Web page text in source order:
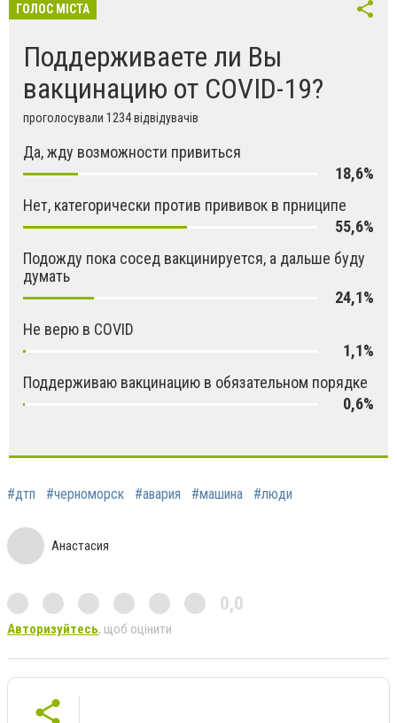
ГОЛОС МІСТА
Поддерживаете ли Вы
вакцинацию от COVID-19?
проголосували 1234 відвідувачів
Да, жду возможности привиться
18,6%
Нет, категорически против прививок в прниципе
55,6%
Подожду пока сосед вакцинируется, а дальше буду
думать
24,1%
Не верю в COVID
1,1%
Поддерживаю вакцинацию в обязательном порядке
0,6%
#дтп #черноморск #авария #машина #люди
Анастасия
0,0
Авторизуйтесь, щоб оцінити